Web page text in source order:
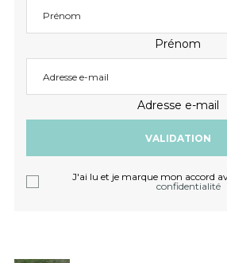
Prénom
Adresse e-mail
J'ai lu et je marque mon accord
confidentialité